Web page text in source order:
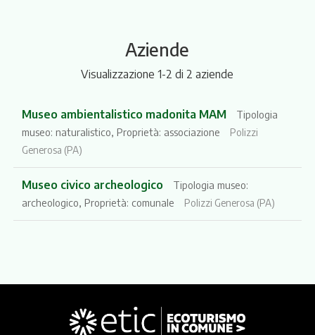
Aziende
Visualizzazione 1-2 di 2 aziende
Museo ambientalistico madonita MAM
Tipologia
museo: naturalistico, Proprietà: associazione
Polizzi
Generosa (PA)
Museo civico archeologico
Tipologia museo:
archeologico, Proprietà: comunale
Polizzi Generosa (PA)